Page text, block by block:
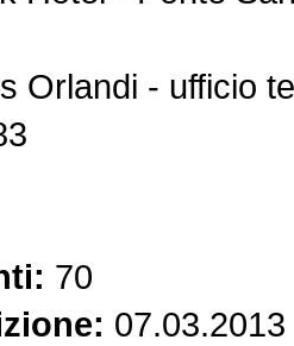
Orlandi - ufficio
70
07.03.2013